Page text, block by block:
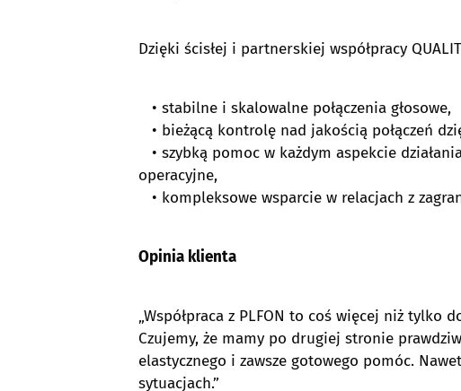
Dzięki ścisłej i partnerskiej współpracy
• stabilne i skalowalne połączenia głosowe,
• bieżącą kontrolę nad jakością połączeń
• szybką pomoc w każdym aspekcie
operacyjne,
• kompleksowe wsparcie w relacjach z
Opinia klienta
„Współpraca z PLFON to coś więcej niż tylko
Czujemy, że mamy po drugiej stronie
elastycznego i zawsze gotowego pomóc.
sytuacjach.”